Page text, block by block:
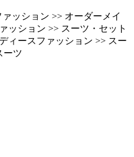
ッション >> オーダーメイ
ッション >> スーツ・セット
ィースファッション >> スー
ーツ